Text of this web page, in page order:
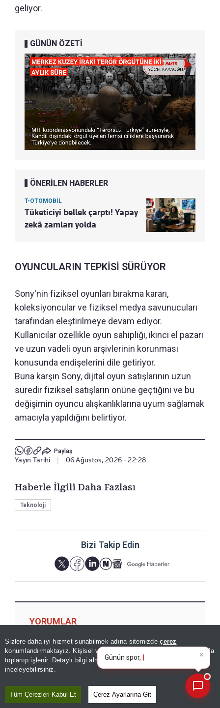
Sizlere daha iyi hizmet sunabilmek adına sitemizdeçerez
konumlandırmaktayız. Kişisel verileriniz, KVKK ve GDPR kapsamında
toplanıp işlenir. Detaylı bilgi almak içinAydınlatma Metnimizi
inceleyebilirsiniz.
Tüm Çerezleri Kabul Et Çerez Ayarlarına Git
geliyor.
GÜNÜN ÖZETİ
ÖNERİLEN HABERLER
T-OTOMOBİL
Tüketiciyi bellek çarptı! Yapay
zekâ zamları yolda
OYUNCULARIN TEPKİSİ SÜRÜYOR
Sony'nin fiziksel oyunları bırakma kararı,
koleksiyoncular ve fiziksel medya savunucuları
tarafından eleştirilmeye devam ediyor.
Kullanıcılar özellikle oyun sahipliği, ikinci el pazarı
ve uzun vadeli oyun arşivlerinin korunması
konusunda endişelerini dile getiriyor.
Buna karşın Sony, dijital oyun satışlarının uzun
süredir fiziksel satışların önüne geçtiğini ve bu
değişimin oyuncu alışkanlıklarına uyum sağlamak
amacıyla yapıldığını belirtiyor.
Paylaş
Yayın Tarihi | 06 Ağustos, 2026 - 22:28
Haberle İlgili Daha Fazlası
Teknoloji
Bizi Takip Edin
YORUMLAR
Yorum için giriş yapın
×
Günün spor, gündem ve
ekonomi gelişmelerini analiz